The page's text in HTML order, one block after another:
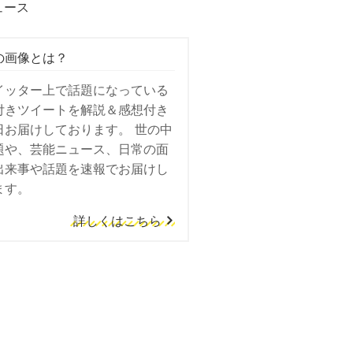
ース
画像とは？
ッター上で話題になっている
きツイートを解説＆感想付き
お届けしております。 世の中
や、芸能ニュース、日常の面
来事や話題を速報でお届けし
。
詳しくはこちら